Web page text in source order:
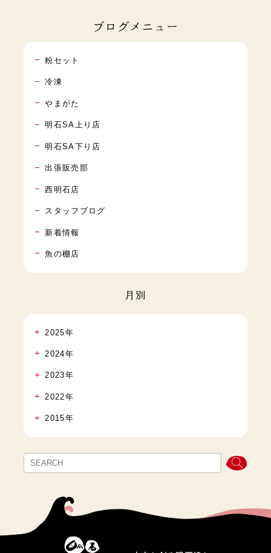
ブログメニュー
粉セット
冷凍
やまがた
明石SA上り店
明石SA下り店
出張販売部
西明石店
スタッフブログ
新着情報
魚の棚店
月別
2025年
2024年
2023年
2022年
2015年